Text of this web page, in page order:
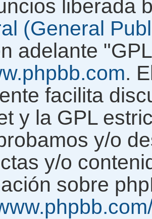
liberada
(General
adelante
.
facilita
y la GPL
y/o
y/o
sobre